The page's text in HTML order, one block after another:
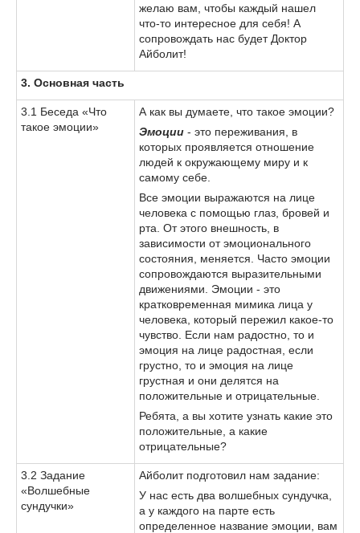
желаю вам, чтобы каждый нашел
что-то интересное для себя! А
сопровождать нас будет Доктор
Айболит!
3. Основная часть
3.1 Беседа «Что
такое эмоции»
А как вы думаете, что такое эмоции?
Эмоции - это переживания, в
которых проявляется отношение
людей к окружающему миру и к
самому себе.
Все эмоции выражаются на лице
человека с помощью глаз, бровей и
рта. От этого внешность, в
зависимости от эмоционального
состояния, меняется. Часто эмоции
сопровождаются выразительными
движениями. Эмоции - это
кратковременная мимика лица у
человека, который пережил какое-то
чувство. Если нам радостно, то и
эмоция на лице радостная, если
грустно, то и эмоция на лице
грустная и они делятся на
положительные и отрицательные.
Ребята, а вы хотите узнать какие это
положительные, а какие
отрицательные?
3.2 Задание
«Волшебные
сундучки»
Айболит подготовил нам задание:
У нас есть два волшебных сундучка,
а у каждого на парте есть
определенное название эмоции, вам